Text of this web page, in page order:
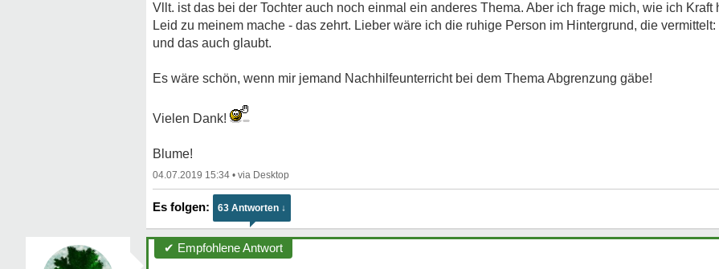
Vllt. ist das bei der Tochter auch noch einmal ein anderes Thema. Aber ich frage mich, wie ich
Leid zu meinem mache - das zehrt. Lieber wäre ich die ruhige Person im Hintergrund, die
und das auch glaubt.
Es wäre schön, wenn mir jemand Nachhilfeunterricht bei dem Thema Abgrenzung gäbe!
Vielen Dank!
Blume!
04.07.2019 15:34 •
63 Antworten ↓
✔ Empfohlene Antwort